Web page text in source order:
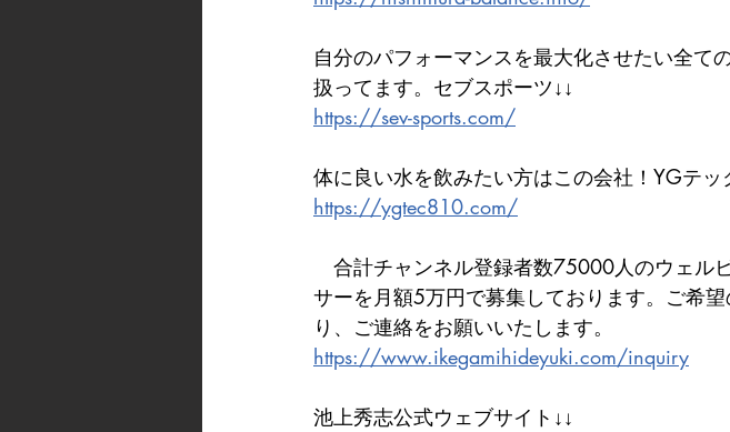
自分のパフォーマンスを最大化させたい全て
扱ってます。セブスポーツ↓↓
https://sev-sports.com/
体に良い水を飲みたい方はこの会社！YGテッ
https://ygtec810.com/
合計チャンネル登録者数75000人のウェル
サーを月額5万円で募集しております。ご希
り、ご連絡をお願いいたします。
https://www.ikegamihideyuki.com/inquiry
池上秀志公式ウェブサイト↓↓